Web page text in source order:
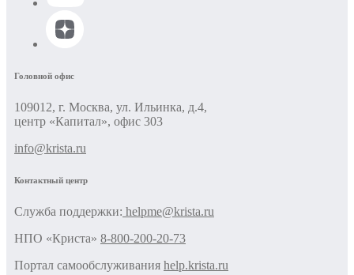
Головной офис
109012, г. Москва, ул. Ильинка, д.4,
центр «Капитал», офис 303
info@krista.ru
Контактный центр
Cлужба поддержки: helpme@krista.ru
НПО «Криста» 8-800-200-20-73
Портал самообслуживания help.krista.ru